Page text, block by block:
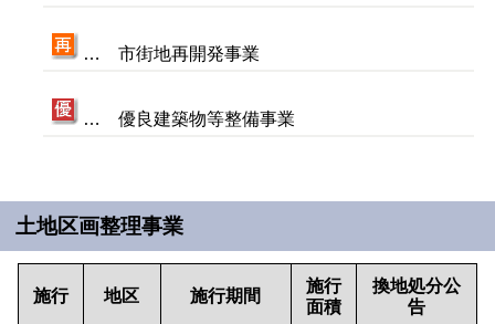
… 市街地再開発事業
… 優良建築物等整備事業
土地区画整理事業
施行 地区 施行期間
施行
面積
換地処分公
告